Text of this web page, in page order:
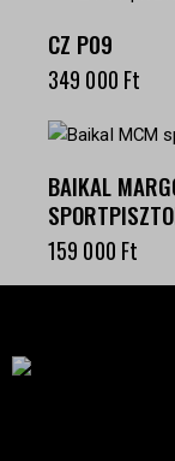
CZ P09
349 000 Ft
BAIKAL
159 000 Ft